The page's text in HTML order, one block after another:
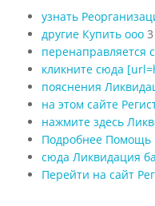
узнать
другие Купить ооо
перенаправляется
кликните сюда
пояснения
на этом сайте
нажмите здесь
Подробнее Помощь
сюда Ликвидация
Перейти на сайт